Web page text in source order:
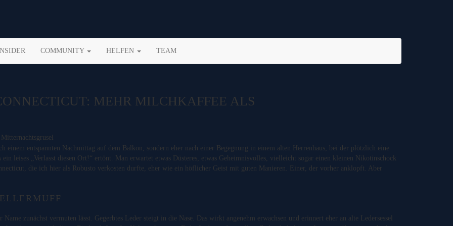
COMMUNITY HELFEN TEAM
MEHR MILCHKAFFEE ALS
einem entspannten Nachmittag auf dem Balkon, sondern eher nach einer Begegnung in einem alten Herrenhaus, bei der plötzlich eine
leises „Verlasst diesen Ort!“ ertönt. Man erwartet etwas Düsteres, etwas Geheimnisvolles, vielleicht sogar einen kleinen Nikotinschock
die ich hier als Robusto verkosten durfte, eher wie ein höflicher Geist mit guten Manieren. Einer, der vorher anklopft. Aber
zunächst vermuten lässt. Gegerbtes Leder steigt in die Nase. Das wirkt angenehm erwachsen und erinnert eher an alte Ledersessel